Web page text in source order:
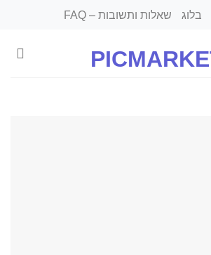
בלוג שאלות ותשובות – FAQ